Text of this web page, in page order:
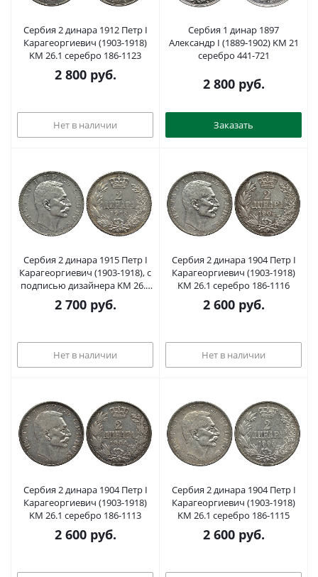
Сербия 2 динара 1912 Петр I
Карагеоргиевич (1903-1918)
KM 26.1 серебро 186-1123
2 800руб.
Нет в наличии
Сербия 1 динар 1897
Александр I (1889-1902) KM 21
серебро 441-721
2 800руб.
Заказать
Сербия 2 динара 1915 Петр I
Карагеоргиевич (1903-1918), с
подписью дизайнера KM 26.3
серебро 186-1137
2 700руб.
Нет в наличии
Сербия 2 динара 1904 Петр I
Карагеоргиевич (1903-1918)
KM 26.1 серебро 186-1116
2 600руб.
Нет в наличии
Сербия 2 динара 1904 Петр I
Карагеоргиевич (1903-1918)
KM 26.1 серебро 186-1113
2 600руб.
Сербия 2 динара 1904 Петр I
Карагеоргиевич (1903-1918)
KM 26.1 серебро 186-1115
2 600руб.